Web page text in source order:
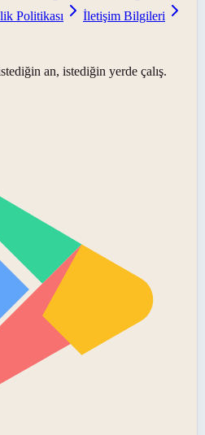
Politikası
İletişim Bilgileri
an, istediğin yerde çalış.